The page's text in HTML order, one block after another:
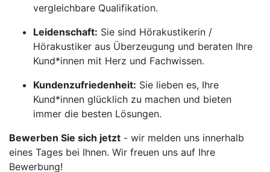
vergleichbare Qualifikation.
Leidenschaft: Sie sind Hörakustikerin /
Hörakustiker aus Überzeugung und beraten Ihre
Kund*innen mit Herz und Fachwissen.
Kundenzufriedenheit: Sie lieben es, Ihre
Kund*innen glücklich zu machen und bieten
immer die besten Lösungen.
Bewerben Sie sich jetzt - wir melden uns innerhalb
eines Tages bei Ihnen. Wir freuen uns auf Ihre
Bewerbung!